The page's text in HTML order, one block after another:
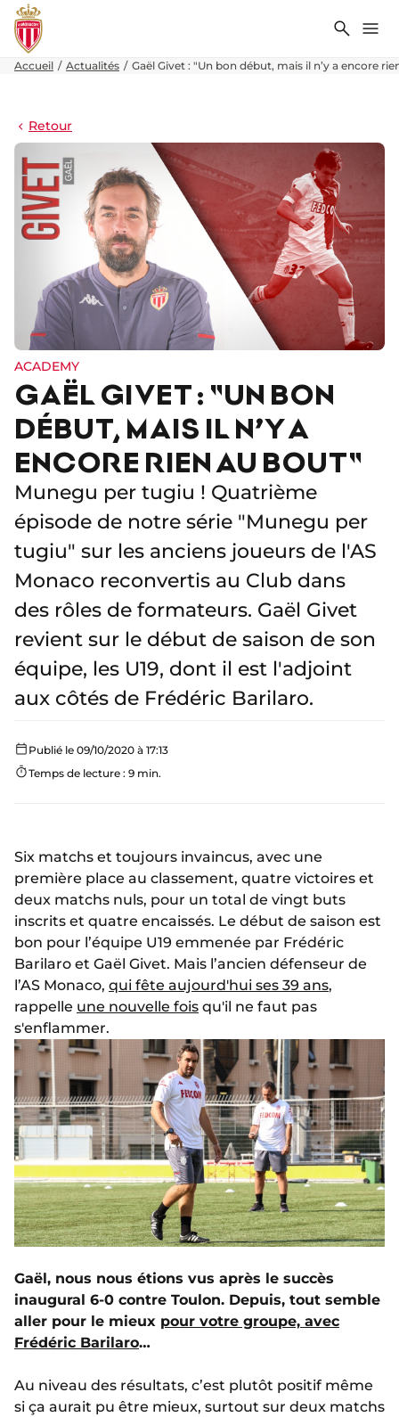
Accueil Actualités Gaël Givet : "Un bon début, mais il n’y a encore
Retour
ACADEMY
GAËL GIVET : "UN BON
DÉBUT, MAIS IL N’Y A
ENCORE RIEN AU BOUT"
Munegu per tugiu ! Quatrième
épisode de notre série "Munegu per
tugiu" sur les anciens joueurs de l'AS
Monaco reconvertis au Club dans
des rôles de formateurs. Gaël Givet
revient sur le début de saison de son
équipe, les U19, dont il est l'adjoint
aux côtés de Frédéric Barilaro.
Publié le 09/10/2020 à 17:13
Temps de lecture : 9 min.
Six matchs et toujours invaincus, avec une
première place au classement, quatre victoires et
deux matchs nuls, pour un total de vingt buts
inscrits et quatre encaissés. Le début de saison est
bon pour l’équipe U19 emmenée par Frédéric
Barilaro et Gaël Givet. Mais l’ancien défenseur de
l’AS Monaco, qui fête aujourd'hui ses 39 ans,
rappelle une nouvelle fois qu'il ne faut pas
s'enflammer.
Gaël, nous nous étions vus après le succès
inaugural 6-0 contre Toulon. Depuis, tout semble
aller pour le mieux pour votre groupe, avec
Frédéric Barilaro…
Au niveau des résultats, c’est plutôt positif même
si ça aurait pu être mieux, surtout sur deux matchs